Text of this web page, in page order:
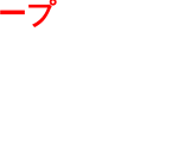
プ